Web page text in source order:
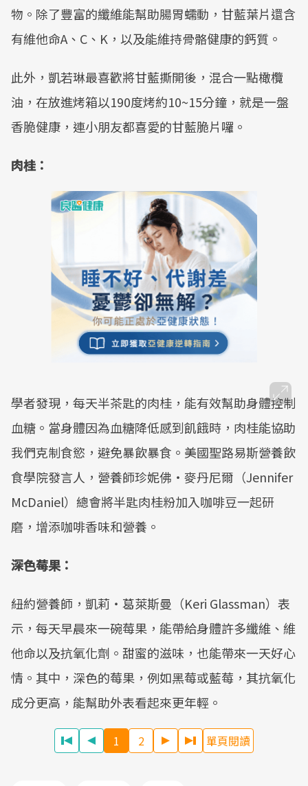
物。除了豐富的纖維能幫助腸胃蠕動，甘藍葉片還含
有維他命A、C、K，以及能維持骨骼健康的鈣質。
此外，凱若琳最喜歡將甘藍撕開後，混合一點橄欖
油，在放進烤箱以190度烤約10~15分鐘，就是一盤
香脆健康，連小朋友都喜愛的甘藍脆片囉。
肉桂：
學者發現，每天半茶匙的肉桂，能有效幫助身體控制
血糖。當身體因為血糖降低感到飢餓時，肉桂能協助
我們克制食慾，避免暴飲暴食。美國聖路易斯營養飲
食學院發言人，營養師珍妮佛‧麥丹尼爾（Jennifer
McDaniel）總會將半匙肉桂粉加入咖啡豆一起研
磨，增添咖啡香味和營養。
深色莓果：
紐約營養師，凱莉‧葛萊斯曼（Keri Glassman）表
示，每天早晨來一碗莓果，能帶給身體許多纖維、維
他命以及抗氧化劑。甜蜜的滋味，也能帶來一天好心
情。其中，深色的莓果，例如黑莓或藍莓，其抗氧化
成分更高，能幫助外表看起來更年輕。
1 2 單頁閱讀